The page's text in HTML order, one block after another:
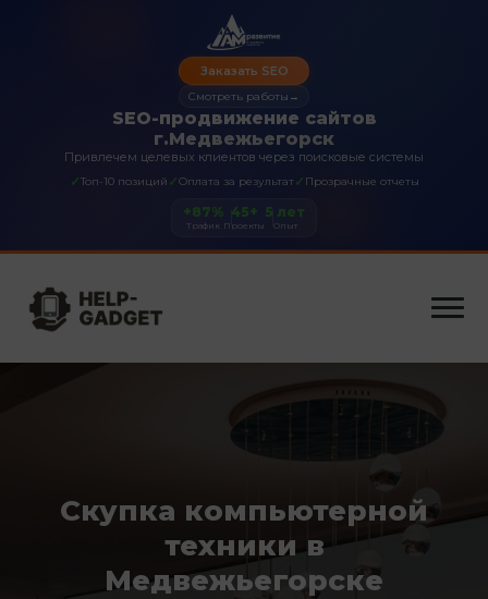
SEO-продвижение сайтов
г.Медвежьегорск
Привлечем целевых клиентов через поисковые системы
✓Топ-10 позиций ✓Оплата за результат✓ Прозрачные отчеты
Заказать SEO
Смотреть работы →
+87%
Трафик
45+
Проекты
5 лет
Опыт
Скупка компьютерной
техники в
Медвежьегорске